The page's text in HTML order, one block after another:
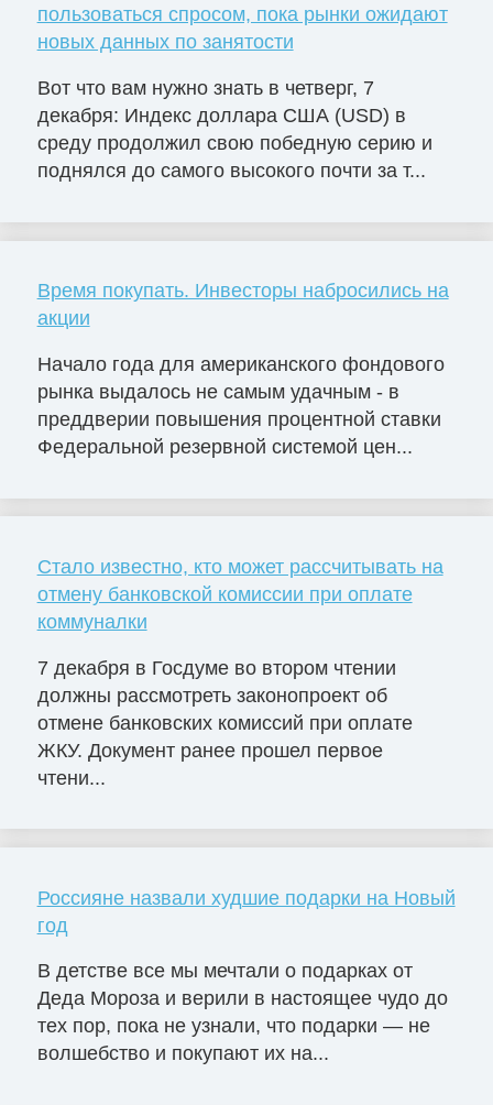
пользоваться спросом, пока рынки ожидают
новых данных по занятости
Вот что вам нужно знать в четверг, 7
декабря: Индекс доллара США (USD) в
среду продолжил свою победную серию и
поднялся до самого высокого почти за т...
Время покупать. Инвесторы набросились на
акции
Начало года для американского фондового
рынка выдалось не самым удачным - в
преддверии повышения процентной ставки
Федеральной резервной системой цен...
Стало известно, кто может рассчитывать на
отмену банковской комиссии при оплате
коммуналки
7 декабря в Госдуме во втором чтении
должны рассмотреть законопроект об
отмене банковских комиссий при оплате
ЖКУ. Документ ранее прошел первое
чтени...
Россияне назвали худшие подарки на Новый
год
В детстве все мы мечтали о подарках от
Деда Мороза и верили в настоящее чудо до
тех пор, пока не узнали, что подарки — не
волшебство и покупают их на...